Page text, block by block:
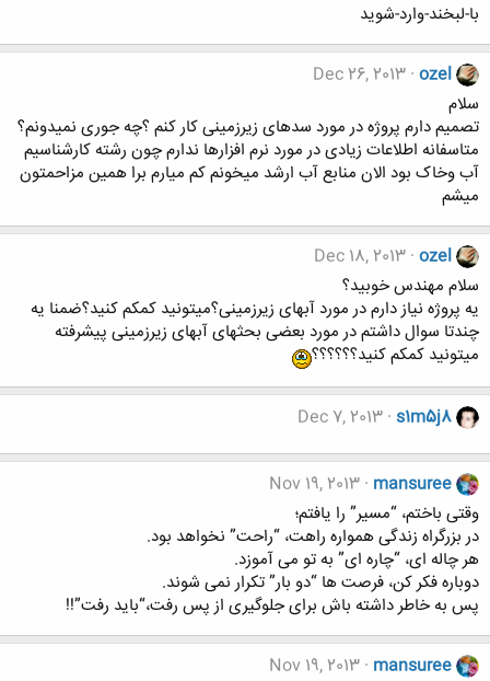
با-لبخند-وارد-شوید
ozel
Dec 26, 2013
سلام
تصمیم دارم پروژه در مورد سدهای زیرزمینی کار کنم ؟چه جوری نمیدونم؟
متاسفانه اطلاعات زیادی در مورد نرم افزارها ندارم چون رشته کارشناسیم
آب وخاک بود الان منابع آب ارشد میخونم کم میارم برا همین مزاحمتون
میشم
ozel
Dec 18, 2013
سلام مهندس خوبید؟
یه پروژه نیاز دارم در مورد آبهای زیرزمینی؟میتونید کمکم کنید؟ضمنا یه
چندتا سوال داشتم در مورد بعضی بحثهای آبهای زیرزمینی پیشرفته
میتونید کمکم کنید؟؟؟؟؟؟
s1m5j8
Dec 7, 2013
mansuree
Nov 19, 2013
وقتی باختم، “مسیر” را یافتم؛
در بزرگراه زندگی همواره راهت، “راحت” نخواهد بود.
هر چاله ای، “چاره ای” به تو می آموزد.
دوباره فکر کن، فرصت ها “دو بار” تکرار نمی شوند.
پس به خاطر داشته باش برای جلوگیری از پس رفت،“باید رفت”!!
mansuree
Nov 19, 2013